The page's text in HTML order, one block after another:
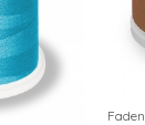
Faden